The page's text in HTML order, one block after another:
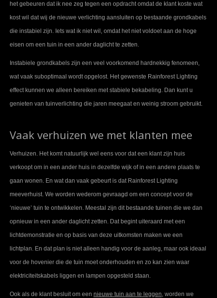
het gebeuren dat ik nee zeg tegen een opdracht omdat de klant koste wat
kost wil dat wij de nieuwe verlichting aansluiten op bestaande grondkabels
die instabiel zijn. Iets wat ik niet wil, omdat het niet voldoet aan de hoge
eisen om een tuin in een ander daglicht te zetten.
Instabiele grondkabels zijn een veel voorkomend hardnekkig fenomeen,
wat vaak suboptimaal wordt opgelost. Het gewenste Rainforest Lighting
effect kunnen we alleen bereiken met stabiele bekabeling. Dan kunt u
genieten van tuinverlichting die jaren meegaat en weinig stroom gebruikt.
Vaak verhuizen we met klanten mee
Verhuizen. Het komt natuurlijk wel eens voor dat een klant zijn huis
verkoopt om in een ander huis in dezelfde wijk of in een andere plaats te
gaan wonen. En wat dan vaak gebeurt is dat Rainforest Lighting
meeverhuist. We worden wederom gevraagd om een concept voor de
‘nieuwe’ tuin te ontwikkelen. Meestal zijn dit bestaande tuinen die we dan
opnieuw in een ander daglicht zetten. Dat begint uiteraard met een
lichtdemonstratie en op basis van deze uitkomsten maken we een
lichtplan. En dat plan is niet alleen handig voor de aanleg, maar ook ideaal
voor de hovenier die de tuin moet onderhouden en zo kan zien waar
elektriciteitskabels liggen en lampen opgesteld staan.
Ook als de klant besluit om een nieuwe tuin aan te leggen, worden we